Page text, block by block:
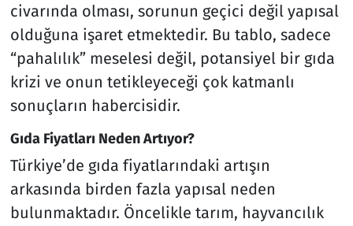
civarında olması, sorunun geçici değil yapısal
olduğuna işaret etmektedir. Bu tablo, sadece
“pahalılık” meselesi değil, potansiyel bir gıda
krizi ve onun tetikleyeceği çok katmanlı
sonuçların habercisidir.
Gıda Fiyatları Neden Artıyor?
Türkiye’de gıda fiyatlarındaki artışın
arkasında birden fazla yapısal neden
bulunmaktadır. Öncelikle tarım, hayvancılık